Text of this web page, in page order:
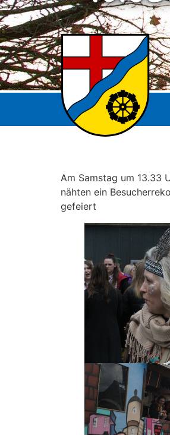
Am Samstag um 13.33
nähten ein
gefeiert